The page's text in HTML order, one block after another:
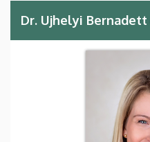
Dr. Ujhelyi Bernadett